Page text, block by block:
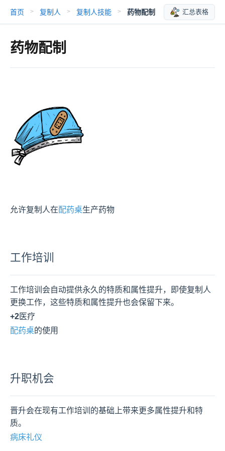
首页 > 复制人 > 复制人技能 > 药物配制 汇总表格
药物配制
允许复制人在配药桌生产药物
工作培训
工作培训会自动提供永久的特质和属性提升，即使复制人
更换工作，这些特质和属性提升也会保留下来。
+2医疗
配药桌的使用
升职机会
晋升会在现有工作培训的基础上带来更多属性提升和特
质。
病床礼仪